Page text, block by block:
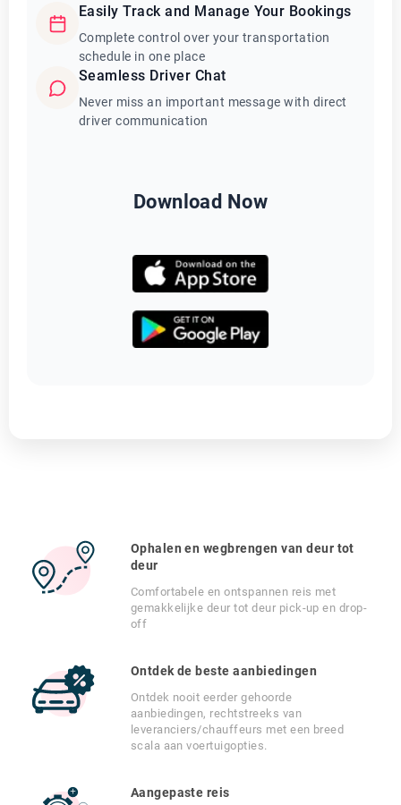
Easily Track and Manage Your Bookings
Complete control over your transportation
schedule in one place
Seamless Driver Chat
Never miss an important message with direct
driver communication
Download Now
Ophalen en wegbrengen van deur tot
deur
Comfortabele en ontspannen reis met
gemakkelijke deur tot deur pick-up en drop-
off
Ontdek de beste aanbiedingen
Ontdek nooit eerder gehoorde
aanbiedingen, rechtstreeks van
leveranciers/chauffeurs met een breed
scala aan voertuigopties.
Aangepaste reis